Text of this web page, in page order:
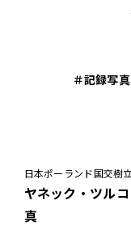
＃記録写
日本ポーランド国交樹
ヤネック・ツル
真